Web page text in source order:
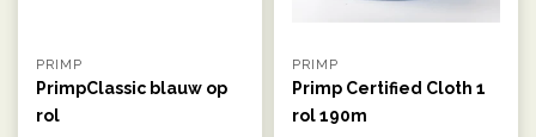
PRIMP
PrimpClassic blauw op
rol
PRIMP
Primp Certified Cloth 1
rol 190m